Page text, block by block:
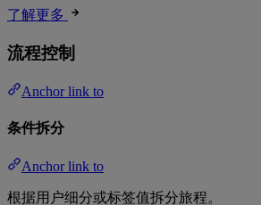
了解更多
流程控制
Anchor link to
条件拆分
Anchor link to
根据用户细分或标签值拆分旅程。